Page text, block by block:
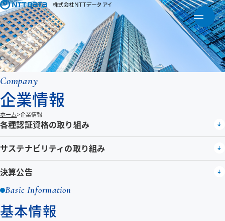
メ
トップ
NTTデータアイについて
製品・ソリューション
アクティビティ
人財育成
お知らせ
Company
企業情報
ホーム 企業情報
各種認証資格の取り組み
サステナビリティの取り組み
決算公告
Basic Information
基本情報